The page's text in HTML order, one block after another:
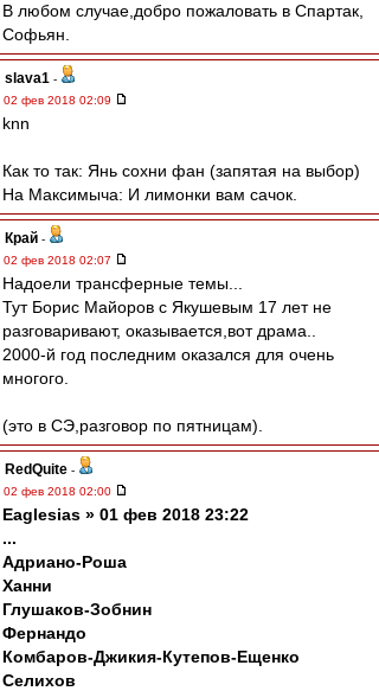
В любом случае,добро пожаловать в Спартак,
Софьян.
slava1 -
02 фев 2018 02:09
knn
Как то так: Янь сохни фан (запятая на выбор)
На Максимыча: И лимонки вам сачок.
Край -
02 фев 2018 02:07
Надоели трансферные темы...
Тут Борис Майоров с Якушевым 17 лет не
разговаривают, оказывается,вот драма..
2000-й год последним оказался для очень
многого.
(это в СЭ,разговор по пятницам).
RedQuite -
02 фев 2018 02:00
Eaglesias » 01 фев 2018 23:22
...
Адриано-Роша
Ханни
Глушаков-Зобнин
Фернандо
Комбаров-Джикия-Кутепов-Ещенко
Селихов